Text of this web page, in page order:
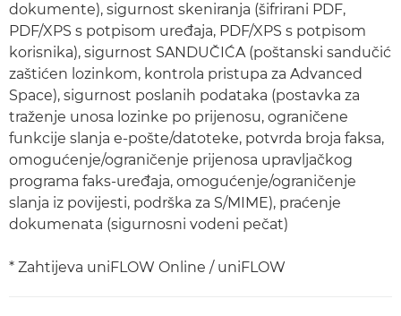
dokumente), sigurnost skeniranja (šifrirani PDF,
PDF/XPS s potpisom uređaja, PDF/XPS s potpisom
korisnika), sigurnost SANDUČIĆA (poštanski sandučić
zaštićen lozinkom, kontrola pristupa za Advanced
Space), sigurnost poslanih podataka (postavka za
traženje unosa lozinke po prijenosu, ograničene
funkcije slanja e-pošte/datoteke, potvrda broja faksa,
omogućenje/ograničenje prijenosa upravljačkog
programa faks-uređaja, omogućenje/ograničenje
slanja iz povijesti, podrška za S/MIME), praćenje
dokumenata (sigurnosni vodeni pečat)
* Zahtijeva uniFLOW Online / uniFLOW